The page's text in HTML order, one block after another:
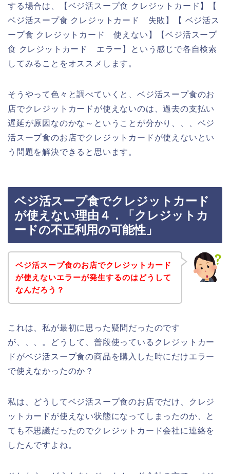
する場合は、【ベジ活スープ食 クレジットカード】【
ベジ活スープ食 クレジットカード 失敗】【 ベジ活ス
ープ食 クレジットカード 使えない】【ベジ活スープ
食 クレジットカード エラー】という感じで各自検索
してみることをオススメします。
そうやって色々と調べていくと、ベジ活スープ食のお
店でクレジットカードが使えないのは、過去の支払い
遅延が原因なのかな～ということが分かり、、、ベジ
活スープ食のお店でクレジットカードが使えないとい
う問題を解決できると思います。
ベジ活スープ食でクレジットカード
が使えない理由４．「クレジットカ
ードの不正利用の可能性」
ベジ活スープ食のお店でクレジットカード
が使えないエラーが発生するのはどうして
なんだろう？
これは、私が最初に思った疑問だったのです
が、、、。どうして、普段使っているクレジットカー
ドがベジ活スープ食の商品を購入した時にだけエラー
で使えなかったのか？
私は、どうしてベジ活スープ食のお店でだけ、クレジ
ットカードが使えない状態になってしまったのか、と
ても不思議だったのでクレジットカード会社に連絡を
したんですよね。